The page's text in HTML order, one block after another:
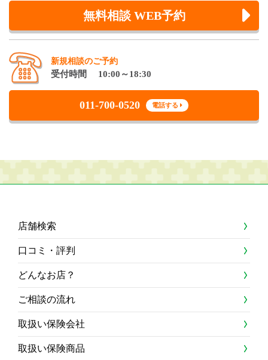
無料相談 WEB予約
新規相談のご予約
受付時間 10:00～18:30
011-700-0520 電話する
店舗検索
口コミ・評判
どんなお店？
ご相談の流れ
取扱い保険会社
取扱い保険商品